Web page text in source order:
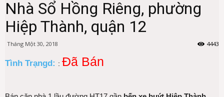
Nhà Sổ Hồng Riêng, phường
Hiệp Thành, quận 12
Tháng Một 30, 2018 4443
Tình Trạngd: : Đã Bán